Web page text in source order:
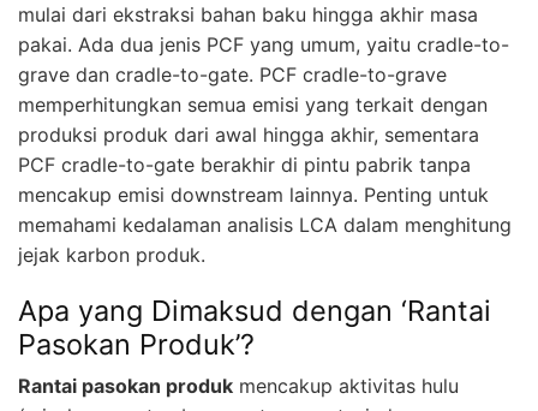
mulai dari ekstraksi bahan baku hingga akhir masa
pakai. Ada dua jenis PCF yang umum, yaitu cradle-to-
grave dan cradle-to-gate. PCF cradle-to-grave
memperhitungkan semua emisi yang terkait dengan
produksi produk dari awal hingga akhir, sementara
PCF cradle-to-gate berakhir di pintu pabrik tanpa
mencakup emisi downstream lainnya. Penting untuk
memahami kedalaman analisis LCA dalam menghitung
jejak karbon produk.
Apa yang Dimaksud dengan ‘Rantai
Pasokan Produk’?
Rantai pasokan produk mencakup aktivitas hulu